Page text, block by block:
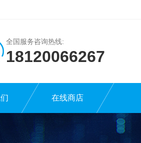
全国服务咨询热线:
18120066267
在线商店